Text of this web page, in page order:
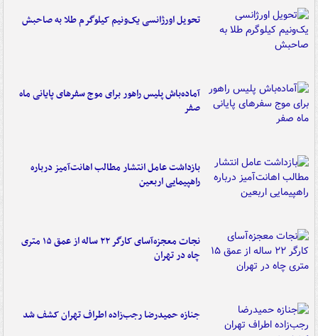
تحویل اورژانسی یک‌ونیم کیلوگرم طلا به صاحبش
آماده‌باش پلیس راهور برای موج سفرهای پایانی ماه
صفر
بازداشت عامل انتشار مطالب اهانت‌آمیز درباره
راهپیمایی اربعین
نجات معجزه‌آسای کارگر ۲۲ ساله از عمق ۱۵ متری
چاه در تهران
جنازه حمیدرضا رجب‌زاده اطراف تهران کشف شد